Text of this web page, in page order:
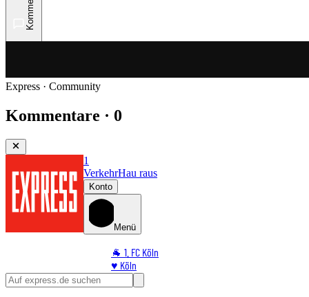
Express · Community
Kommentare · 0
1
VerkehrHau raus
Konto
Menü
🐐 1. FC Köln
♥️ Köln
⭐ Promi